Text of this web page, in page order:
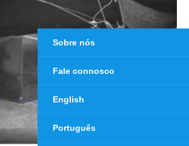
Sobre nós
Fale connosco
English
Português